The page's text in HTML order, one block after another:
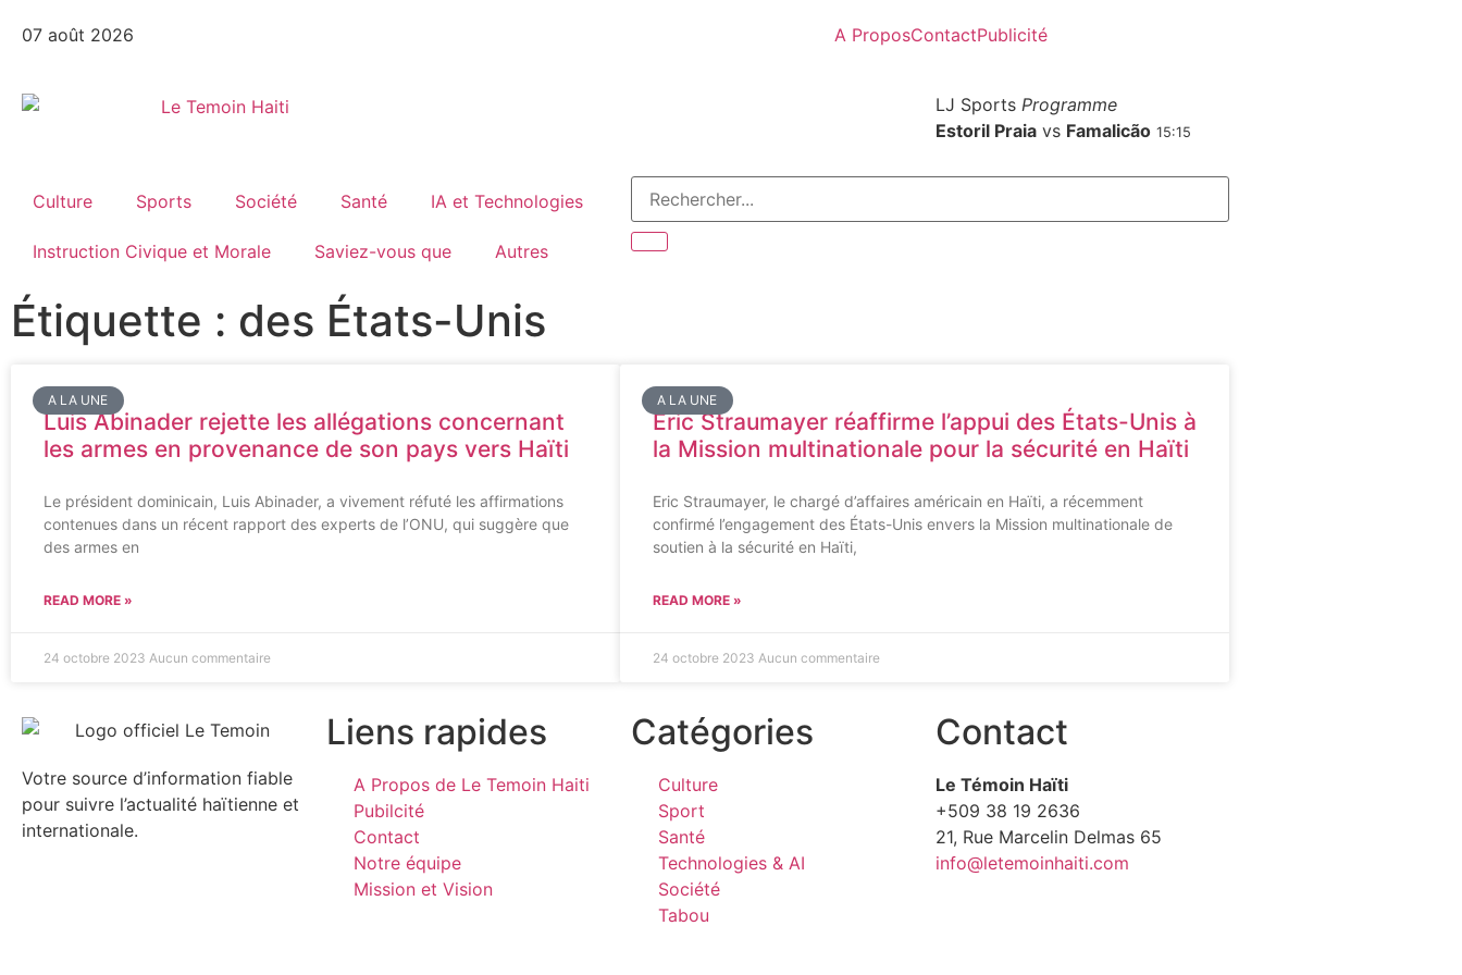
07 août 2026 A ProposContactPublicité
LJ Sports Programme
Estoril Praia vs Famalicão 15:15
Culture Sports Société Santé IA et Technologies
Instruction Civique et Morale Saviez-vous que Autres
Étiquette : des États-Unis
A LA UNE
Luis Abinader rejette les allégations concernant
les armes en provenance de son pays vers Haïti
Le président dominicain, Luis Abinader, a vivement réfuté les affirmations
contenues dans un récent rapport des experts de l’ONU, qui suggère que
des armes en
READ MORE »
24 octobre 2023 Aucun commentaire
A LA UNE
Eric Straumayer réaffirme l’appui des États-Unis à
la Mission multinationale pour la sécurité en Haïti
Eric Straumayer, le chargé d’affaires américain en Haïti, a récemment
confirmé l’engagement des États-Unis envers la Mission multinationale de
soutien à la sécurité en Haïti,
READ MORE »
24 octobre 2023 Aucun commentaire
Votre source d’information fiable
pour suivre l’actualité haïtienne et
internationale.
Liens rapides
A Propos de Le Temoin Haiti
Pubilcité
Contact
Notre équipe
Mission et Vision
Catégories
Culture
Sport
Santé
Technologies & AI
Société
Tabou
Contact
Le Témoin Haïti
+509 38 19 2636
21, Rue Marcelin Delmas 65
info@letemoinhaiti.com